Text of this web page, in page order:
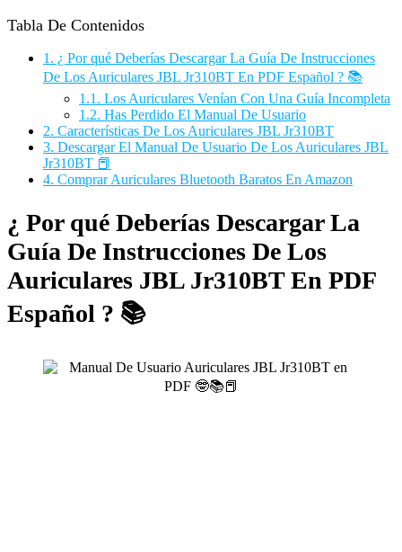
Tabla De Contenidos
1. ¿ Por qué Deberías Descargar La Guía De Instrucciones
De Los Auriculares JBL Jr310BT En PDF Español ? 📚
1.1. Los Auriculares Venían Con Una Guía Incompleta
1.2. Has Perdido El Manual De Usuario
2. Características De Los Auriculares JBL Jr310BT
3. Descargar El Manual De Usuario De Los Auriculares JBL
Jr310BT 📕
4. Comprar Auriculares Bluetooth Baratos En Amazon
¿ Por qué Deberías Descargar La
Guía De Instrucciones De Los
Auriculares JBL Jr310BT En PDF
Español ? 📚